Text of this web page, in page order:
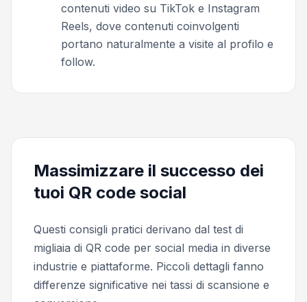
contenuti video su TikTok e Instagram
Reels, dove contenuti coinvolgenti
portano naturalmente a visite al profilo e
follow.
Massimizzare il successo dei
tuoi QR code social
Questi consigli pratici derivano dal test di
migliaia di QR code per social media in diverse
industrie e piattaforme. Piccoli dettagli fanno
differenze significative nei tassi di scansione e